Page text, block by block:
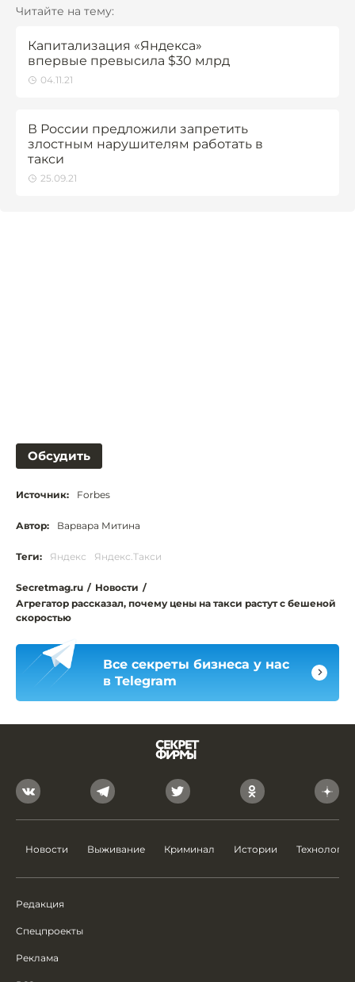
Читайте на тему:
Капитализация «Яндекса»
впервые превысила $30 млрд
04.11.21
В России предложили запретить
злостным нарушителям работать в
такси
25.09.21
Обсудить
Источник: Forbes
Автор: Варвара Митина
Теги: Яндекс Яндекс.Такси
Secretmag.ru / Новости /
Агрегатор рассказал, почему цены на такси растут с бешеной
скоростью
Все секреты бизнеса у нас
в Telegram
Новости Выживание Криминал Истории Технологии
Редакция
Спецпроекты
Реклама